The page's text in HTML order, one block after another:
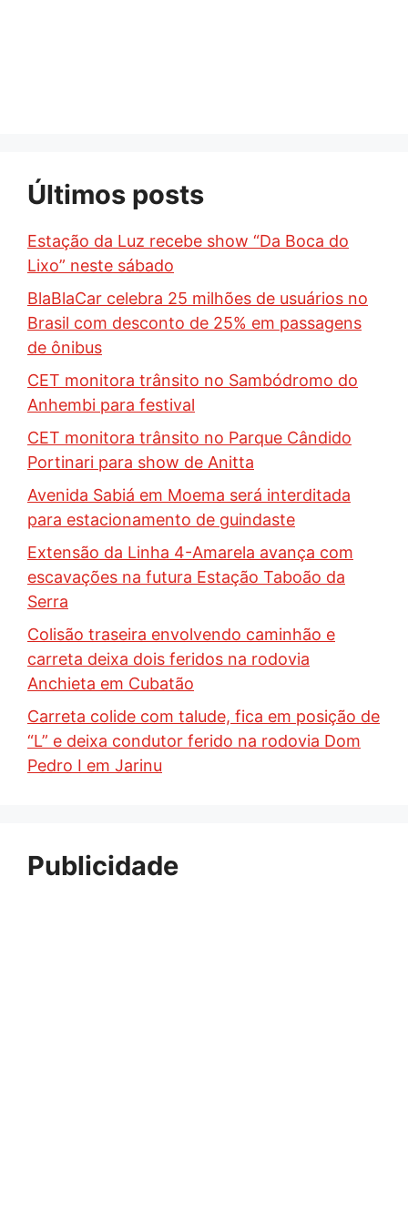
Últimos posts
Estação da Luz recebe show “Da Boca do
Lixo” neste sábado
BlaBlaCar celebra 25 milhões de usuários no
Brasil com desconto de 25% em passagens
de ônibus
CET monitora trânsito no Sambódromo do
Anhembi para festival
CET monitora trânsito no Parque Cândido
Portinari para show de Anitta
Avenida Sabiá em Moema será interditada
para estacionamento de guindaste
Extensão da Linha 4-Amarela avança com
escavações na futura Estação Taboão da
Serra
Colisão traseira envolvendo caminhão e
carreta deixa dois feridos na rodovia
Anchieta em Cubatão
Carreta colide com talude, fica em posição de
“L” e deixa condutor ferido na rodovia Dom
Pedro I em Jarinu
Publicidade